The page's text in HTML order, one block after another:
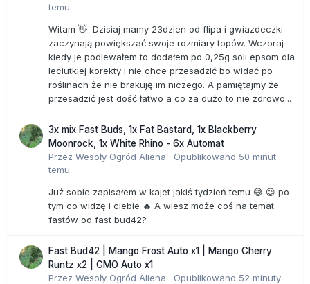
temu
Witam 👋 Dzisiaj mamy 23dzien od flipa i gwiazdeczki
zaczynają powiększać swoje rozmiary topów. Wczoraj
kiedy je podlewałem to dodałem po 0,25g soli epsom dla
leciutkiej korekty i nie chce przesadzić bo widać po
roślinach że nie brakuję im niczego. A pamiętajmy że
przesadzić jest dość łatwo a co za dużo to nie zdrowo...
3x mix Fast Buds, 1x Fat Bastard, 1x Blackberry
Moonrock, 1x White Rhino - 6x Automat
Przez Wesoły Ogród Aliena · Opublikowano 50 minut
temu
Już sobie zapisałem w kajet jakiś tydzień temu 😅 😉 po
tym co widzę i ciebie 🔥 A wiesz może coś na temat
fastów od fast bud42?
Fast Bud42 | Mango Frost Auto x1 | Mango Cherry
Runtz x2 | GMO Auto x1
Przez Wesoły Ogród Aliena · Opublikowano 52 minuty